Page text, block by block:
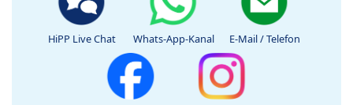
HiPP Live Chat Whats-App-Kanal E-Mail / Telefon